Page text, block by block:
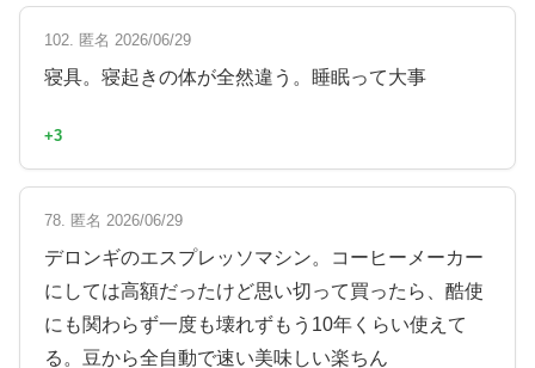
102. 匿名 2026/06/29
寝具。寝起きの体が全然違う。睡眠って大事
+3
78. 匿名 2026/06/29
デロンギのエスプレッソマシン。コーヒーメーカー
にしては高額だったけど思い切って買ったら、酷使
にも関わらず一度も壊れずもう10年くらい使えて
る。豆から全自動で速い美味しい楽ちん